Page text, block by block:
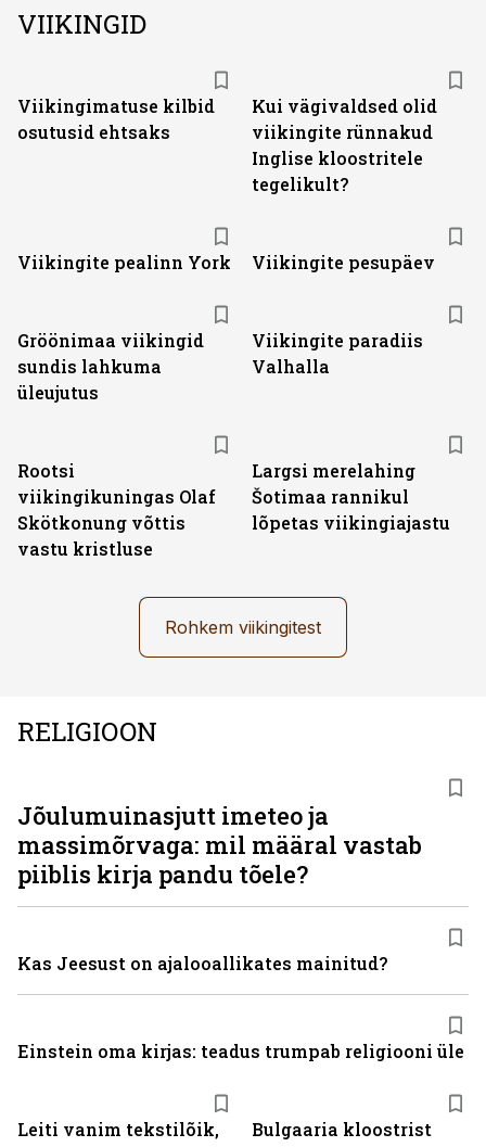
VIIKINGID
Viikingimatuse kilbid
osutusid ehtsaks
Kui vägivaldsed olid
viikingite rünnakud
Inglise kloostritele
tegelikult?
Viikingite pealinn York Viikingite pesupäev
Gröönimaa viikingid
sundis lahkuma
üleujutus
Viikingite paradiis
Valhalla
Rootsi
viikingikuningas Olaf
Skötkonung võttis
vastu kristluse
Largsi merelahing
Šotimaa rannikul
lõpetas viikingiajastu
Rohkem viikingitest
RELIGIOON
Leiti vanim tekstilõik,
Bulgaaria kloostrist
Jõulumuinasjutt imeteo ja
massimõrvaga: mil määral vastab
piiblis kirja pandu tõele?
Kas Jeesust on ajalooallikates mainitud?
Einstein oma kirjas: teadus trumpab religiooni üle